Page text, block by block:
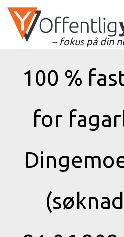
– fokus på din
100 %
for